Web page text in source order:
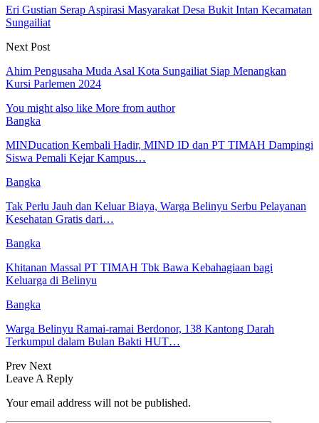
Eri Gustian Serap Aspirasi Masyarakat Desa Bukit Intan Kecamatan
Sungailiat
Next Post
Ahim Pengusaha Muda Asal Kota Sungailiat Siap Menangkan
Kursi Parlemen 2024
You might also like More from author
Bangka
MINDucation Kembali Hadir, MIND ID dan PT TIMAH Dampingi
Siswa Pemali Kejar Kampus…
Bangka
Tak Perlu Jauh dan Keluar Biaya, Warga Belinyu Serbu Pelayanan
Kesehatan Gratis dari…
Bangka
Khitanan Massal PT TIMAH Tbk Bawa Kebahagiaan bagi
Keluarga di Belinyu
Bangka
Warga Belinyu Ramai-ramai Berdonor, 138 Kantong Darah
Terkumpul dalam Bulan Bakti HUT…
Prev Next
Leave A Reply
Your email address will not be published.